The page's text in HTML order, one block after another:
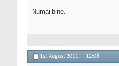
Numai bine.
1st August 2011, 12:08